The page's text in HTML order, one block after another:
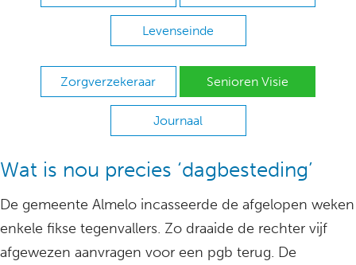
Levenseinde
Zorgverzekeraar Senioren Visie
Journaal
Wat is nou precies ‘dagbesteding’
De gemeente Almelo incasseerde de afgelopen weken
enkele fikse tegenvallers. Zo draaide de rechter vijf
afgewezen aanvragen voor een pgb terug. De